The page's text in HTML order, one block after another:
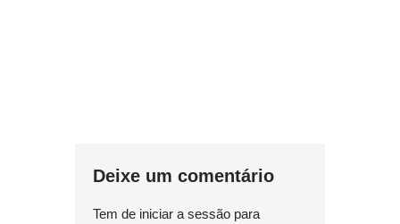
Deixe um comentário
Tem de iniciar a sessão para